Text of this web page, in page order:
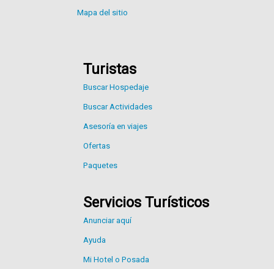
Mapa del sitio
Turistas
Buscar Hospedaje
Buscar Actividades
Asesoría en viajes
Ofertas
Paquetes
Servicios Turísticos
Anunciar aquí
Ayuda
Mi Hotel o Posada